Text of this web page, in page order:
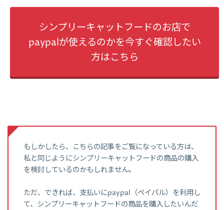
シンプリーキャットフードのお店で
paypalが使えるのかを今すぐ確認したい
方はこちら
もしかしたら、こちらの記事をご覧になっている方は、
私と同じようにシンプリーキャットフードの商品の購入
を検討しているのかもしれません。
ただ、できれば、支払いにpaypal（ペイパル）を利用し
て、シンプリーキャットフードの商品を購入したいんだ